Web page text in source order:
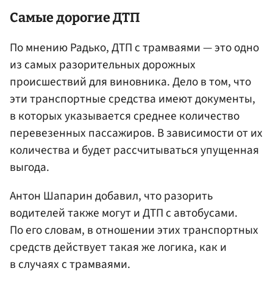
Самые дорогие ДТП
По мнению Радько, ДТП с трамваями — это одно
из самых разорительных дорожных
происшествий для виновника. Дело в том, что
эти транспортные средства имеют документы,
в которых указывается среднее количество
перевезенных пассажиров. В зависимости от их
количества и будет рассчитываться упущенная
выгода.
Антон Шапарин добавил, что разорить
водителей также могут и ДТП с автобусами.
По его словам, в отношении этих транспортных
средств действует такая же логика, как и
в случаях с трамваями.